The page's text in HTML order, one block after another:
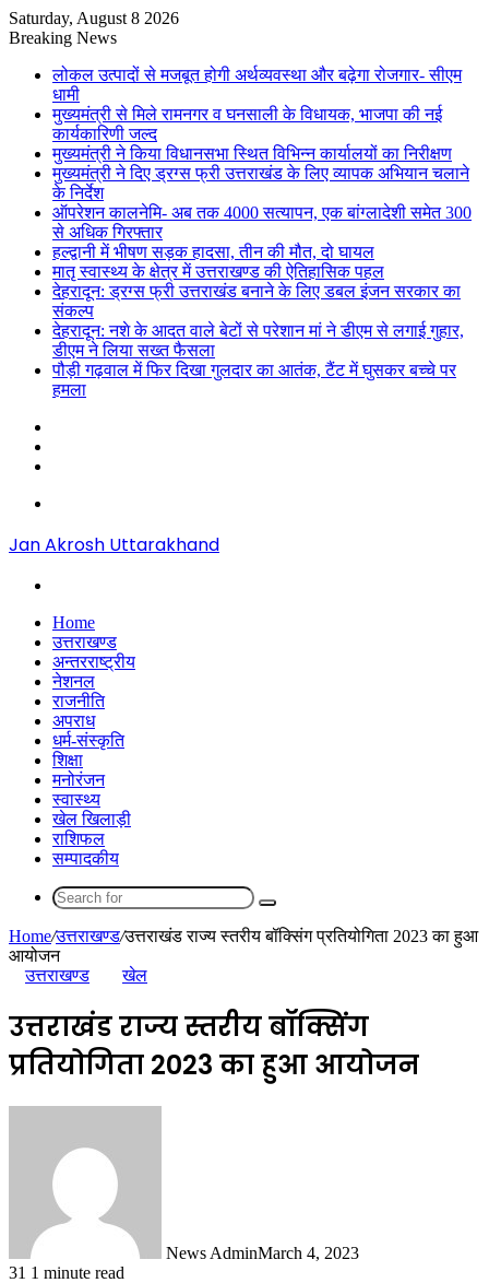
Saturday, August 8 2026
Breaking News
लोकल उत्पादों से मजबूत होगी अर्थव्यवस्था और बढ़ेगा रोजगार- सीएम
धामी
मुख्यमंत्री से मिले रामनगर व घनसाली के विधायक, भाजपा की नई
कार्यकारिणी जल्द
मुख्यमंत्री ने किया विधानसभा स्थित विभिन्न कार्यालयों का निरीक्षण
मुख्यमंत्री ने दिए ड्रग्स फ्री उत्तराखंड के लिए व्यापक अभियान चलाने
के निर्देश
ऑपरेशन कालनेमि- अब तक 4000 सत्यापन, एक बांग्लादेशी समेत 300
से अधिक गिरफ्तार
हल्द्वानी में भीषण सड़क हादसा, तीन की मौत, दो घायल
मातृ स्वास्थ्य के क्षेत्र में उत्तराखण्ड की ऐतिहासिक पहल
देहरादून: ड्रग्स फ्री उत्तराखंड बनाने के लिए डबल इंजन सरकार का
संकल्प
देहरादून: नशे के आदत वाले बेटों से परेशान मां ने डीएम से लगाई गुहार,
डीएम ने लिया सख्त फैसला
पौड़ी गढ़वाल में फिर दिखा गुलदार का आतंक, टैंट में घुसकर बच्चे पर
हमला
Jan Akrosh Uttarakhand
Home
उत्तराखण्ड
अन्तरराष्ट्रीय
नेशनल
राजनीति
अपराध
धर्म-संस्कृति
शिक्षा
मनोरंजन
स्वास्थ्य
खेल खिलाड़ी
राशिफल
सम्पादकीय
Search
for
Home/उत्तराखण्ड/उत्तराखंड राज्य स्तरीय बॉक्सिंग प्रतियोगिता 2023 का हुआ
आयोजन
उत्तराखण्ड
खेल
उत्तराखंड राज्य स्तरीय बॉक्सिंग
प्रतियोगिता 2023 का हुआ आयोजन
News AdminMarch 4, 2023
31 1 minute read